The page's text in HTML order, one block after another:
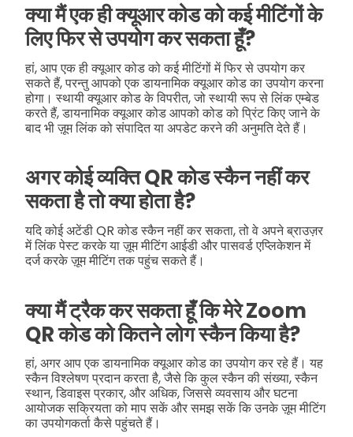
क्या मैं एक ही क्यूआर कोड को कई मीटिंगों के
लिए फिर से उपयोग कर सकता हूँ?
हां, आप एक ही क्यूआर कोड को कई मीटिंगों में फिर से उपयोग कर
सकते हैं, परन्तु आपको एक डायनामिक क्यूआर कोड का उपयोग करना
होगा। स्थायी क्यूआर कोड के विपरीत, जो स्थायी रूप से लिंक एम्बेड
करते हैं, डायनामिक क्यूआर कोड आपको कोड को प्रिंट किए जाने के
बाद भी ज़ूम लिंक को संपादित या अपडेट करने की अनुमति देते हैं।
अगर कोई व्यक्ति QR कोड स्कैन नहीं कर
सकता है तो क्या होता है?
यदि कोई अटेंडी QR कोड स्कैन नहीं कर सकता, तो वे अपने ब्राउज़र
में लिंक पेस्ट करके या ज़ूम मीटिंग आईडी और पासवर्ड एप्लिकेशन में
दर्ज करके ज़ूम मीटिंग तक पहुंच सकते हैं।
क्या मैं ट्रैक कर सकता हूँ कि मेरे Zoom
QR कोड को कितने लोग स्कैन किया है?
हां, अगर आप एक डायनामिक क्यूआर कोड का उपयोग कर रहे हैं। यह
स्कैन विश्लेषण प्रदान करता है, जैसे कि कुल स्कैन की संख्या, स्कैन
स्थान, डिवाइस प्रकार, और अधिक, जिससे व्यवसाय और घटना
आयोजक सक्रियता को माप सकें और समझ सकें कि उनके ज़ूम मीटिंग
का उपयोगकर्ता कैसे पहुंचते हैं।